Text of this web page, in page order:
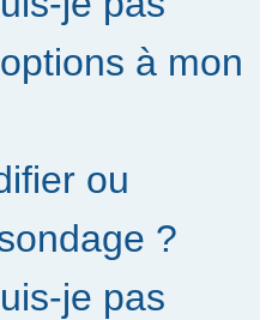
à mon
ou
?
je pas